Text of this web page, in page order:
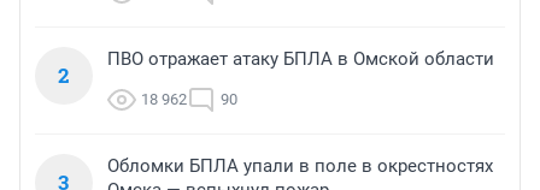
2
ПВО отражает атаку БПЛА в Омской области
18 962 90
3
Обломки БПЛА упали в поле в окрестностях